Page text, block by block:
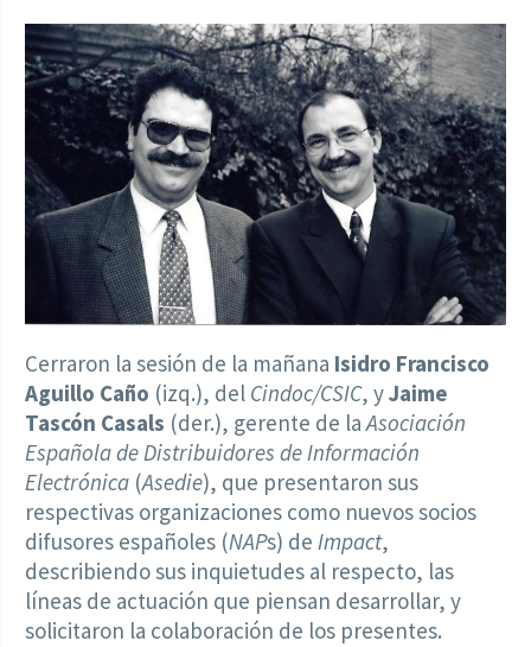
Cerraron la sesión de la mañana Isidro Francisco
Aguillo Caño (izq.), del Cindoc/CSIC, yJaime
Tascón Casals (der.), gerente de laAsociación
Española de Distribuidores de Información
Electrónica (Asedie), que presentaron sus
respectivas organizaciones como nuevos socios
difusores españoles (NAPs) de Impact,
describiendo sus inquietudes al respecto, las
líneas de actuación que piensan desarrollar, y
solicitaron la colaboración de los presentes.